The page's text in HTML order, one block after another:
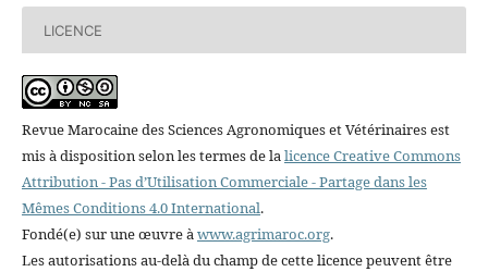
LICENCE
Revue Marocaine des Sciences Agronomiques et Vétérinaires est
mis à disposition selon les termes de lalicence Creative Commons
Attribution - Pas d’Utilisation Commerciale - Partage dans les
Mêmes Conditions 4.0 International.
Fondé(e) sur une œuvre àwww.agrimaroc.org.
Les autorisations au-delà du champ de cette licence peuvent être